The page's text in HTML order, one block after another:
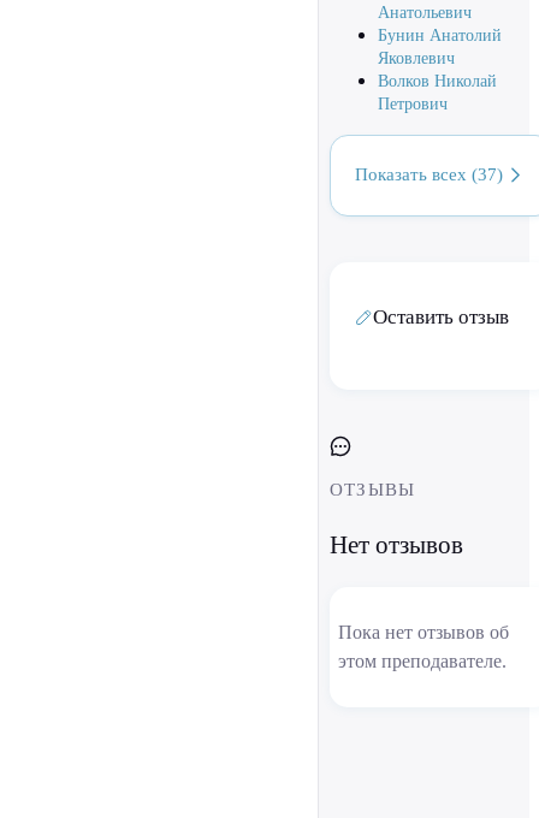
Анатольевич
Бунин Анатолий
Яковлевич
Волков Николай
Петрович
Показать всех (37)
Оставить отзыв
ОТЗЫВЫ
Нет отзывов
Пока нет отзывов об
этом преподавателе.